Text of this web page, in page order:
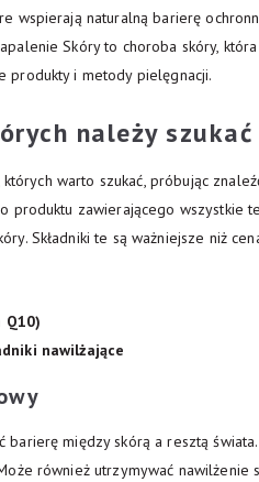
wspierają naturalną barierę
Skóry to choroba skóry,
produkty i metody pielęgnacji.
należy szukać
których warto szukać, próbując
produktu zawierającego wszystkie
Składniki te są ważniejsze niż
Q10)
nawilżające
barierę między skórą a resztą
również utrzymywać nawilżenie